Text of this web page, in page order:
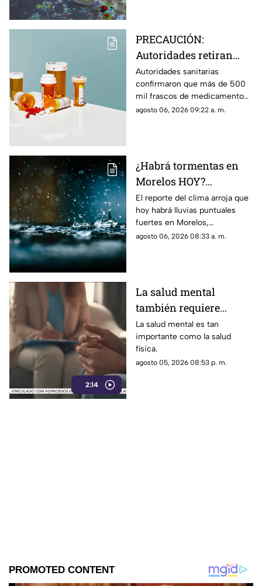
PRECAUCIÓN:
Autoridades retiran
más de 500 mil frascos
de medicamento para
la presión arterial que
podría desarrollar
Autoridades sanitarias
confirmaron que más de 500
mil frascos de medicamento
para la hipertensión fuero
agosto 06, 2026 09:22 a. m.
¿Habrá tormentas en
Morelos HOY?
Pronostican lluvias
puntuales fuertes con
descargas eléctricas en
estos municipios
El reporte del clima arroja que
hoy habrá lluvias puntuales
fuertes en Morelos,
acompañadas de actividad
agosto 06, 2026 08:33 a. m.
2:14
La salud mental
también requiere
atención
La salud mental es tan
importante como la salud
física.
agosto 05, 2026 08:53 p. m.